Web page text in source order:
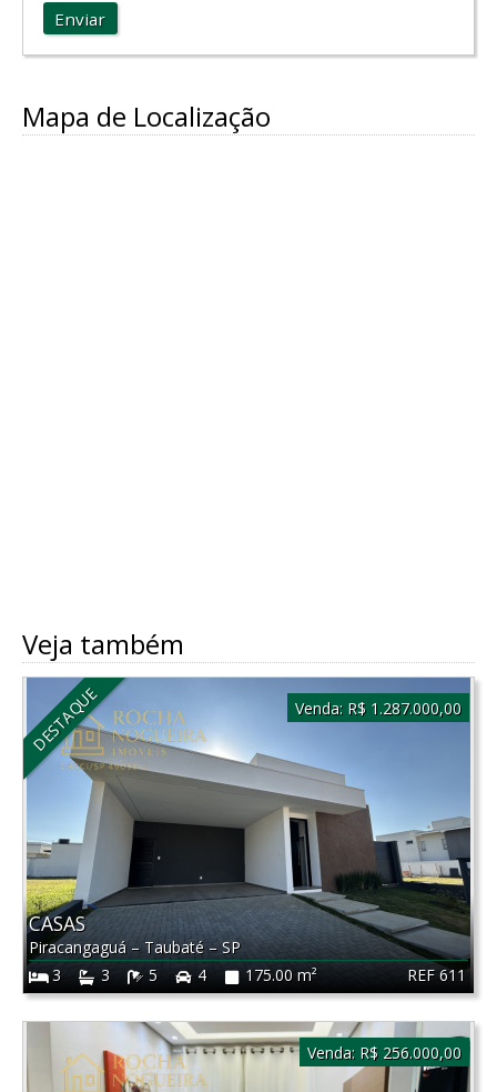
Enviar
Mapa de Localização
Veja também
DESTAQUE
REF 611
CASAS
Piracangaguá–Taubaté–SP
3
3 5 4 175.00 m²
Venda: R$ 1.287.000,00
Venda: R$ 256.000,00